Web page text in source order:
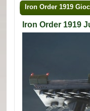
GIOCHI MMO DI SPORT
Iron Order 1919
Iron Order 1919